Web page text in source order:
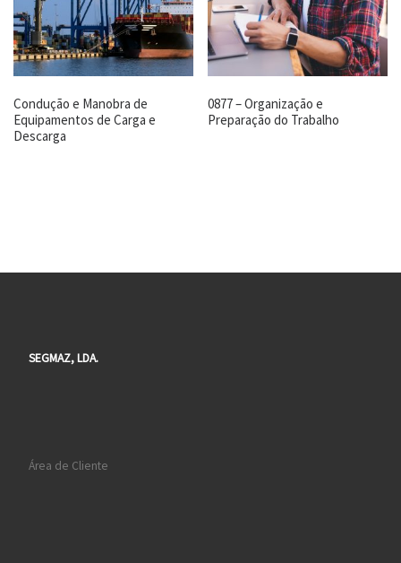
Condução e Manobra de
Equipamentos de Carga e
Descarga
0877 – Organização e
Preparação do Trabalho
SEGMAZ, LDA.
Área de Cliente